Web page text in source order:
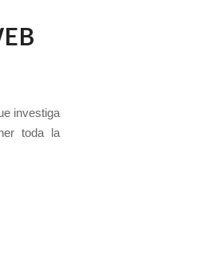
investiga
toda la